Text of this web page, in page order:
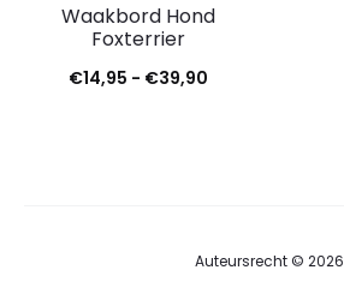
Waakbord Hond
Foxterrier
€14,95 - €39,90Prijsklasse:
Auteursrecht © 2026